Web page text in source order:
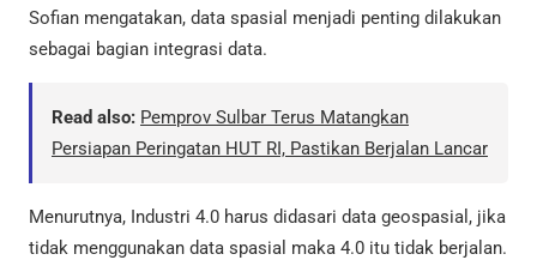
Sofian mengatakan, data spasial menjadi penting dilakukan
sebagai bagian integrasi data.
Read also: Pemprov Sulbar Terus Matangkan
Persiapan Peringatan HUT RI, Pastikan Berjalan Lancar
Menurutnya, Industri 4.0 harus didasari data geospasial, jika
tidak menggunakan data spasial maka 4.0 itu tidak berjalan.